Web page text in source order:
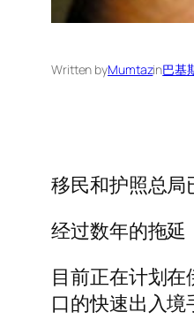
Written byMumtazin巴基
移民和护照总局
经过数年的拖延
目前正在计划
口的快速出入境